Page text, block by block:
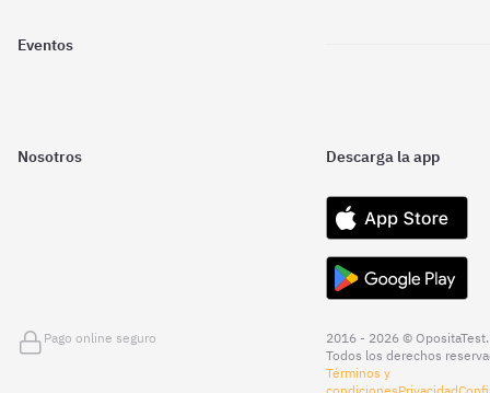
Eventos
Nosotros Descarga la app
Pago online seguro
2016 - 2026 © OpositaTest.
Todos los derechos
Términos y